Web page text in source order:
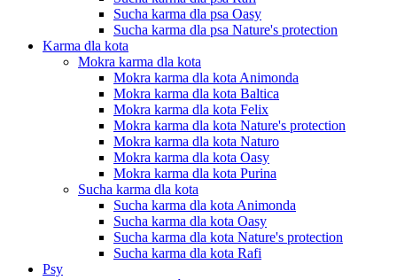
Sucha karma dla psa Oasy
Sucha karma dla psa Nature's protection
Karma dla kota
Mokra karma dla kota
Mokra karma dla kota Animonda
Mokra karma dla kota Baltica
Mokra karma dla kota Felix
Mokra karma dla kota Nature's protection
Mokra karma dla kota Naturo
Mokra karma dla kota Oasy
Mokra karma dla kota Purina
Sucha karma dla kota
Sucha karma dla kota Animonda
Sucha karma dla kota Oasy
Sucha karma dla kota Nature's protection
Sucha karma dla kota Rafi
Psy